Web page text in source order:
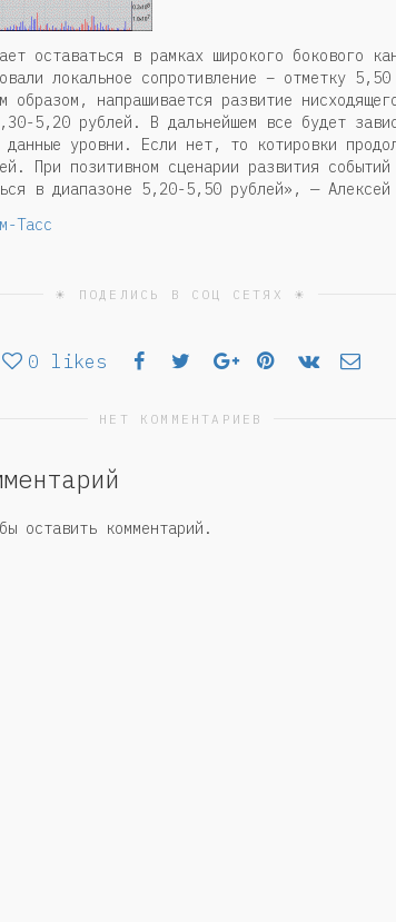
оставаться в рамках широкого бокового
локальное сопротивление – отметку
образом, напрашивается развитие
5,20 рублей. В дальнейшем все будет
данные уровни. Если нет, то котировки
При позитивном сценарии развития
в диапазоне 5,20-5,50 рублей», —
Тасс
☀ ПОДЕЛИСЬ В СОЦ СЕТЯХ ☀
0 likes
НЕТ КОММЕНТАРИЕВ
оставить комментарий.